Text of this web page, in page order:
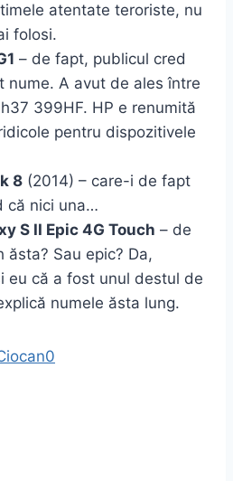
atentate teroriste, nu
folosi.
– de fapt, publicul cred
nume. A avut de ales între
399HF. HP e renumită
pentru dispozitivele
8 (2014) – care-i de fapt
că nici una…
S II Epic 4G Touch – de
ăsta? Sau epic? Da,
eu că a fost unul destul de
numele ăsta lung.
0